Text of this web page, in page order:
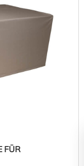
FÜR